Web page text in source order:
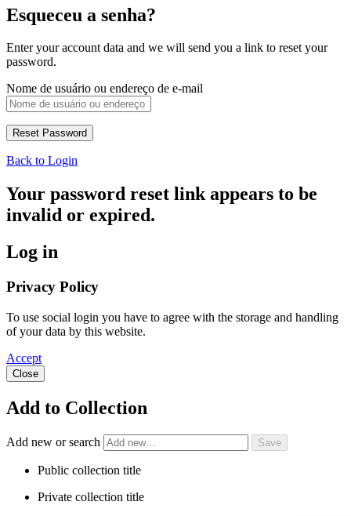
Esqueceu a senha?
Enter your account data and we will send you a link to reset your
password.
Nome de usuário ou endereço de e-mail
Back to Login
Your password reset link appears to be
invalid or expired.
Log in
Privacy Policy
To use social login you have to agree with the storage and handling
of your data by this website.
Accept
Close
Add to Collection
Add new or search
Public collection title
Private collection title